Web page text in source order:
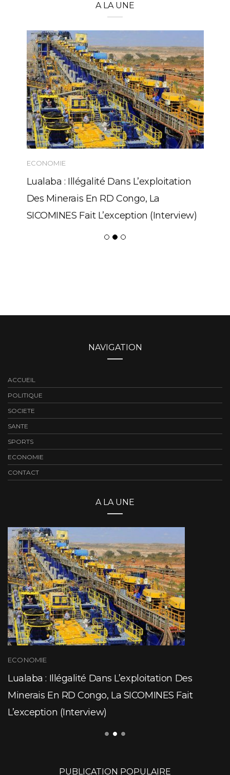
A LA UNE
ECONOMIE
Lualaba : Illégalité Dans L’exploitation
Des Minerais En RD Congo, La
SICOMINES Fait L’exception (Interview)
NAVIGATION
ACCUEIL
POLITIQUE
SOCIETE
SANTE
SPORTS
ECONOMIE
CONTACT
A LA UNE
ECONOMIE
Lualaba : Illégalité Dans L’exploitation Des
Minerais En RD Congo, La SICOMINES Fait
L’exception (Interview)
PUBLICATION POPULAIRE